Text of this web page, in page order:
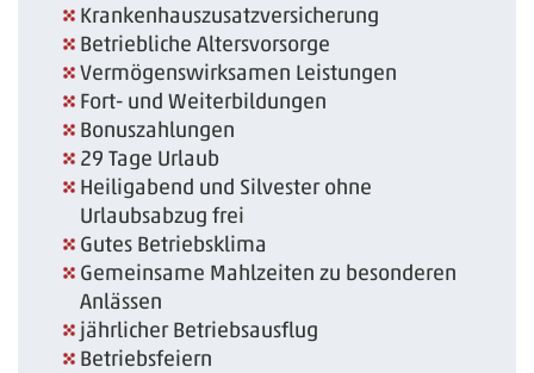
Krankenhauszusatzversicherung
Betriebliche Altersvorsorge
Vermögenswirksamen Leistungen
Fort- und Weiterbildungen
Bonuszahlungen
29 Tage Urlaub
Heiligabend und Silvester ohne
Urlaubsabzug frei
Gutes Betriebsklima
Gemeinsame Mahlzeiten zu besonderen
Anlässen
jährlicher Betriebsausflug
Betriebsfeiern